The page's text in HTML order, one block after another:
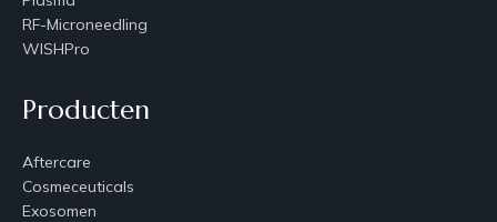
RF-Microneedling
WISHPro
Producten
Aftercare
Cosmeceuticals
Exosomen